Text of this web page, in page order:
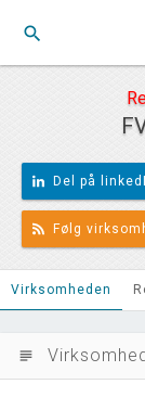
search
Del på
Følg
Virksomheden
subject